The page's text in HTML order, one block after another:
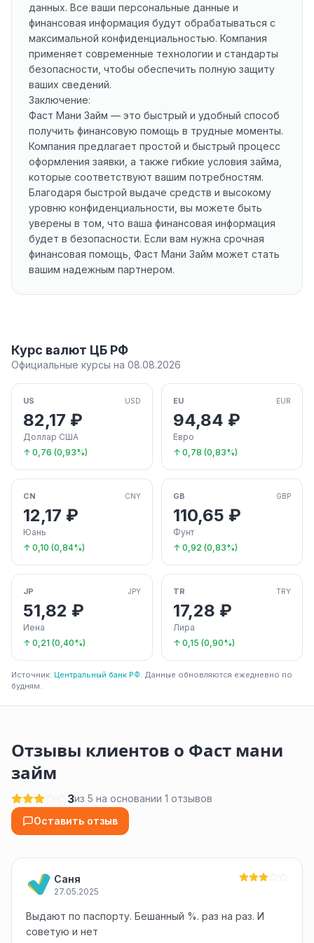
данных. Все ваши персональные данные и
финансовая информация будут обрабатываться с
максимальной конфиденциальностью. Компания
применяет современные технологии и стандарты
безопасности, чтобы обеспечить полную защиту
ваших сведений.
Заключение:
Фаст Мани Займ — это быстрый и удобный способ
получить финансовую помощь в трудные моменты.
Компания предлагает простой и быстрый процесс
оформления заявки, а также гибкие условия займа,
которые соответствуют вашим потребностям.
Благодаря быстрой выдаче средств и высокому
уровню конфиденциальности, вы можете быть
уверены в том, что ваша финансовая информация
будет в безопасности. Если вам нужна срочная
финансовая помощь, Фаст Мани Займ может стать
вашим надежным партнером.
Курс валют ЦБ РФ
Официальные курсы на 08.08.2026
US USD
82,17 ₽
Доллар США
↑ 0,76 (0,93%)
EU EUR
94,84 ₽
Евро
↑ 0,78 (0,83%)
CN CNY
12,17 ₽
Юань
↑ 0,10 (0,84%)
GB GBP
110,65 ₽
Фунт
↑ 0,92 (0,83%)
JP JPY
51,82 ₽
Иена
↑ 0,21 (0,40%)
TR TRY
17,28 ₽
Лира
↑ 0,15 (0,90%)
Источник: Центральный банк РФ. Данные обновляются ежедневно по
будням.
Отзывы клиентов о Фаст мани
займ
3из 5 на основании 1 отзывов
Оставить отзыв
Саня
27.05.2025
Выдают по паспорту. Бешанный %. раз на раз. И
советую и нет